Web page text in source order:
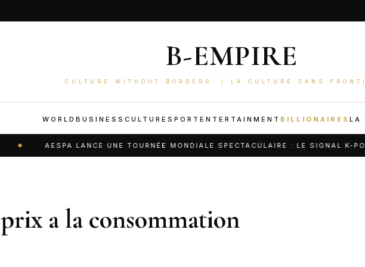
B-EMPIRE
CULTURE WITHOUT BORDERS. / LA CULTURE SANS
WORLD BUSINESS CULTURE SPORT ENTERTAINMENT BILLIONAIRES LA
AESPA LANCE UNE TOURNÉE MONDIALE SPECTACULAIRE : LE SIGNAL K-POP
prix a la consommation